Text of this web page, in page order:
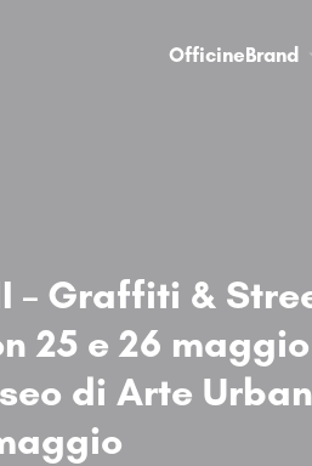
OfficineBrand
– Graffiti &
25 e 26
di Arte